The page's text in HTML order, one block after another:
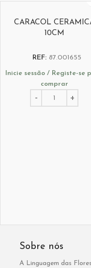
CARACOL
10CM
REF: 87.001655
Inicie sessão / Registe-se
comprar
Sobre nós
A Linguagem das